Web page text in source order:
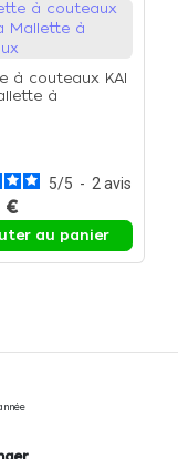
à couteaux KAI
à
5/5 - 2avis
€
au panier